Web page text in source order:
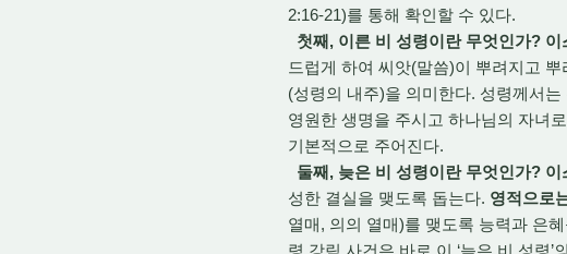
2:16-21)를 통해 확인할 수 있다.
첫째, 이른 비 성령이란 무엇인가?
드럽게 하여 씨앗(말씀)이 뿌려지고
(성령의 내주)을 의미한다. 성령께서
영원한 생명을 주시고 하나님의 자녀
기본적으로 주어진다.
둘째, 늦은 비 성령이란 무엇인가?
성한 결실을 맺도록 돕는다. 영적으로
열매, 의의 열매)를 맺도록 능력과 은